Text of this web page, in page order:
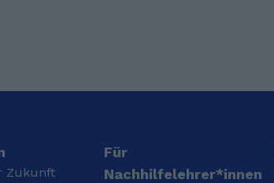
aktuelles Studium
Zukunft
Für
Nachhilfelehrer*innen